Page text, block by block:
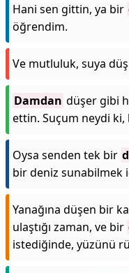
Hani sen gittin, ya bir
öğrendim.
Ve mutluluk, suya
Damdan düşer gibi
ettin. Suçum neydi
Oysa senden tek bir
bir deniz sunabilmek
Yanağına düşen bir
ulaştığı zaman, ve bir
istediğinde, yüzünü